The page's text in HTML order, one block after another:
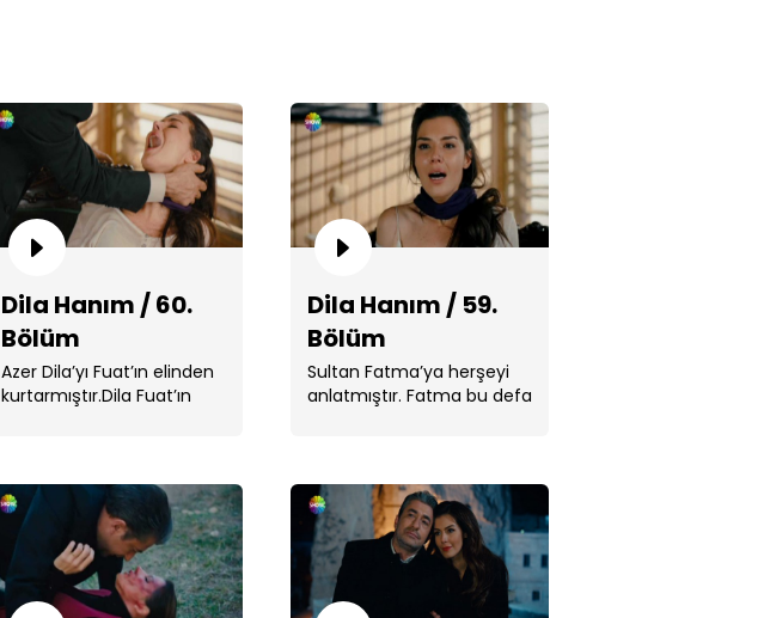
Dila Hanım / 59. Bölüm
Dila Hanım / 60.
Bölüm
Azer Dila’yı Fuat’ın elinden
kurtarmıştır.Dila Fuat’ın
Dila Hanım / 59.
Bölüm
Sultan Fatma’ya herşeyi
anlatmıştır. Fatma bu defa